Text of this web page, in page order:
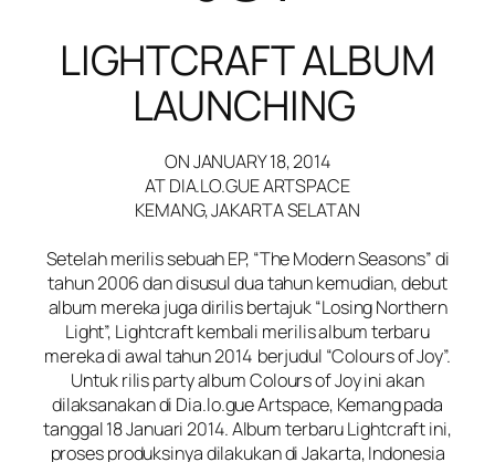
LIGHTCRAFT ALBUM
LAUNCHING
ON JANUARY 18, 2014
AT DIA.LO.GUE ARTSPACE
KEMANG, JAKARTA SELATAN
Setelah merilis sebuah EP, “The Modern Seasons” di
tahun 2006 dan disusul dua tahun kemudian, debut
album mereka juga dirilis bertajuk “Losing Northern
Light”, Lightcraft kembali merilis album terbaru
mereka di awal tahun 2014 berjudul “Colours of Joy”.
Untuk rilis party album Colours of Joy ini akan
dilaksanakan di Dia.lo.gue Artspace, Kemang pada
tanggal 18 Januari 2014. Album terbaru Lightcraft ini,
proses produksinya dilakukan di Jakarta, Indonesia